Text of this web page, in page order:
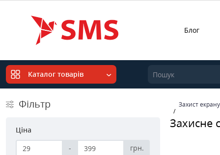
Блог
Каталог товарів
Фільтр
Ціна
-
грн.
Захист екрану
Захисне